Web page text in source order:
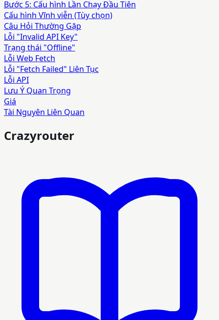
Bước 5: Cấu hình Lần Chạy Đầu Tiên
Cấu hình Vĩnh viễn (Tùy chọn)
Câu Hỏi Thường Gặp
Lỗi "Invalid API Key"
Trạng thái "Offline"
Lỗi Web Fetch
Lỗi "Fetch Failed" Liên Tục
Lỗi API
Lưu Ý Quan Trọng
Giá
Tài Nguyên Liên Quan
Crazyrouter